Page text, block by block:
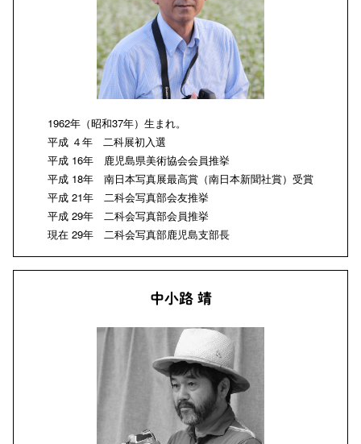
1962年（昭和37年）生まれ。
平成 ４年 二科展初入選
平成 16年 鹿児島県美術協会会員推挙
平成 18年 南日本写真展最高賞（南日本新聞社賞）受賞
平成 21年 二科会写真部会友推挙
平成 29年 二科会写真部会員推挙
現在 29年 二科会写真部鹿児島支部長
中小路 靖